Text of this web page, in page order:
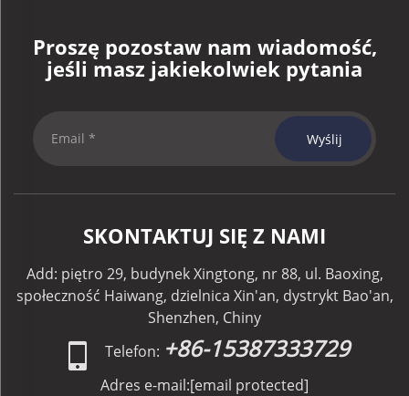
Proszę pozostaw nam wiadomość,
jeśli masz jakiekolwiek pytania
Wyślij
SKONTAKTUJ SIĘ Z NAMI
Add: piętro 29, budynek Xingtong, nr 88, ul. Baoxing,
społeczność Haiwang, dzielnica Xin'an, dystrykt Bao'an,
Shenzhen, Chiny
Telefon: +86-15387333729
Adres e-mail:[email protected]